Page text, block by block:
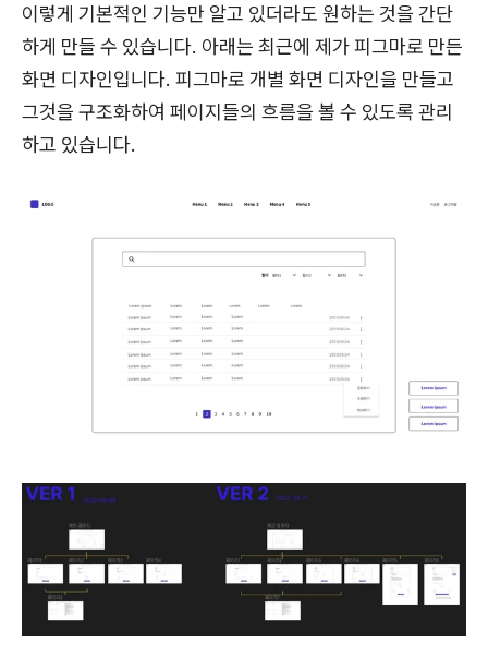
이렇게 기본적인 기능만 알고 있더라도 원하는 것을 간단
하게 만들 수 있습니다. 아래는 최근에 제가 피그마로 만든
화면 디자인입니다. 피그마로 개별 화면 디자인을 만들고
그것을 구조화하여 페이지들의 흐름을 볼 수 있도록 관리
하고 있습니다.